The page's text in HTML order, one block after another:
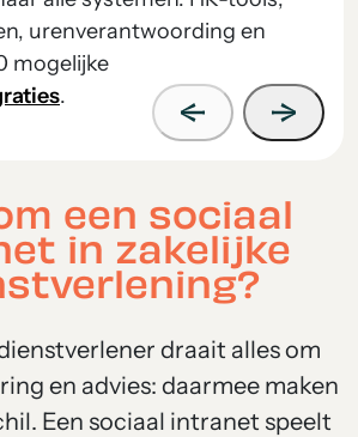
urenverantwoording en
mogelijke
.
een sociaal
in zakelijke
draait alles om
en advies: daarmee maken
Een sociaal intranet speelt